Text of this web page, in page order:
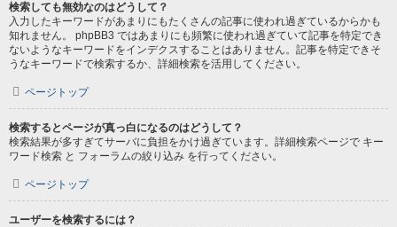
検索しても無効なのはどうして？
入力したキーワードがあまりにもたくさんの記事に使われ過ぎているからかも
知れません。 phpBB3 ではあまりにも頻繁に使われ過ぎていて記事を特定でき
ないようなキーワードをインデクスすることはありません。記事を特定できそ
うなキーワードで検索するか、詳細検索を活用してください。
ページトップ
検索するとページが真っ白になるのはどうして？
検索結果が多すぎてサーバに負担をかけ過ぎています。詳細検索ページで キー
ワード検索 と フォーラムの絞り込み を行ってください。
ページトップ
ユーザーを検索するには？